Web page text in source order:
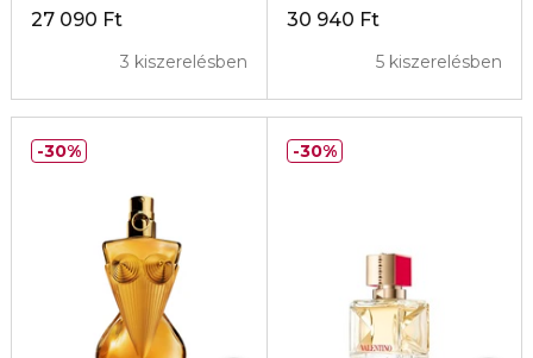
27 090 Ft
3 kiszerelésben
30 940 Ft
5 kiszerelésben
30% 30%